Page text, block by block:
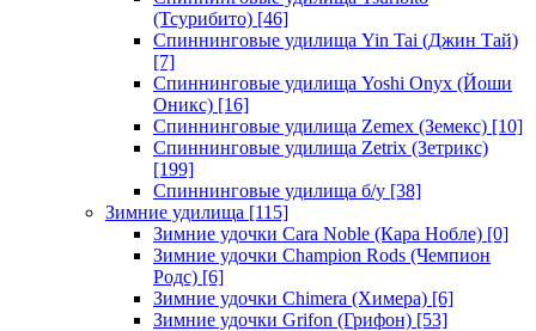
(Тсурибито) [46]
Спиннинговые удилища Yin Tai (Джин Тай)
[7]
Спиннинговые удилища Yoshi Onyx (Йоши
Оникс) [16]
Спиннинговые удилища Zemex (Земекс) [10]
Спиннинговые удилища Zetrix (Зетрикс)
[199]
Спиннинговые удилища б/у [38]
Зимние удилища [115]
Зимние удочки Cara Noble (Кара Нобле) [0]
Зимние удочки Champion Rods (Чемпион
Родс) [6]
Зимние удочки Chimera (Химера) [6]
Зимние удочки Grifon (Грифон) [53]